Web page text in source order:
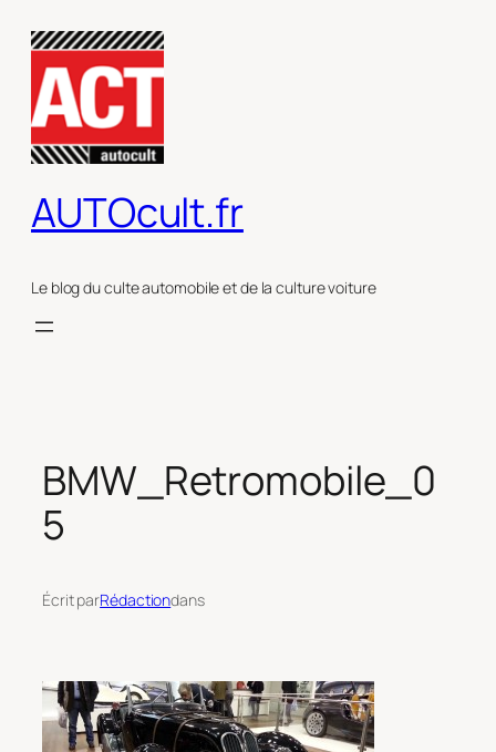
contenu
AUTOcult.fr
Le blog du culte automobile et de la culture voiture
BMW_Retromobile_0
5
Écrit parRédactiondans